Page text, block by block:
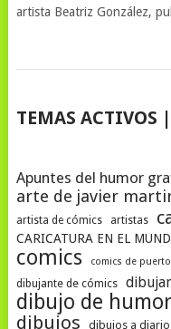
artista Beatriz González,
NAVEGACIÓN
TEMAS ACTIVOS
Apuntes del humor
arte de javier
artista de cómics artistas
CARICATURA EN EL
comics comics de
dibujante de cómics
dibujo de humor
dibujos dibujos a diario